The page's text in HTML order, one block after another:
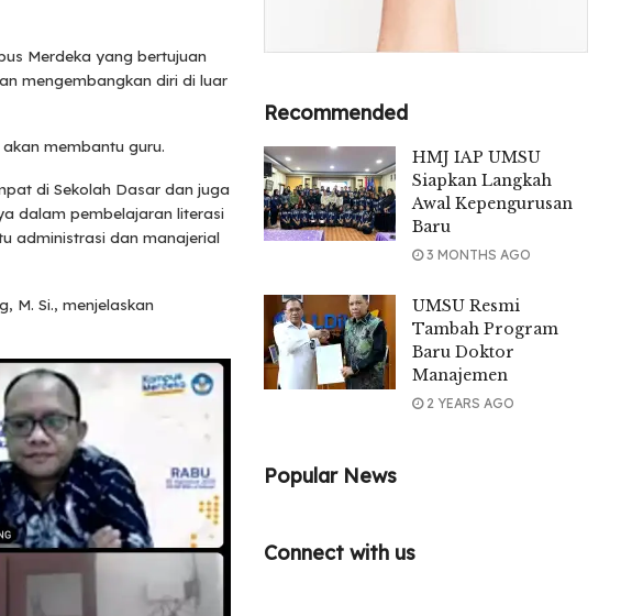
Merdeka yang bertujuan
mengembangkan diri di luar
membantu guru.
di Sekolah Dasar dan juga
dalam pembelajaran literasi
administrasi dan manajerial
M. Si., menjelaskan
Recommended
HMJ IAP UMSU
Siapkan Langkah
Awal Kepengurusan
Baru
3 MONTHS AGO
UMSU Resmi
Tambah Program
Baru Doktor
Manajemen
2 YEARS AGO
Popular News
Connect with us